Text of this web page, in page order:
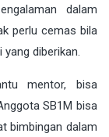
dalam
perlu cemas bila
diberikan.
mentor, bisa
SB1M bisa
bimbingan dalam